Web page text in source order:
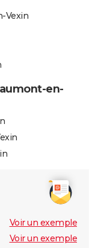
Vexin
en-
Voir un exemple
Voir un exemple